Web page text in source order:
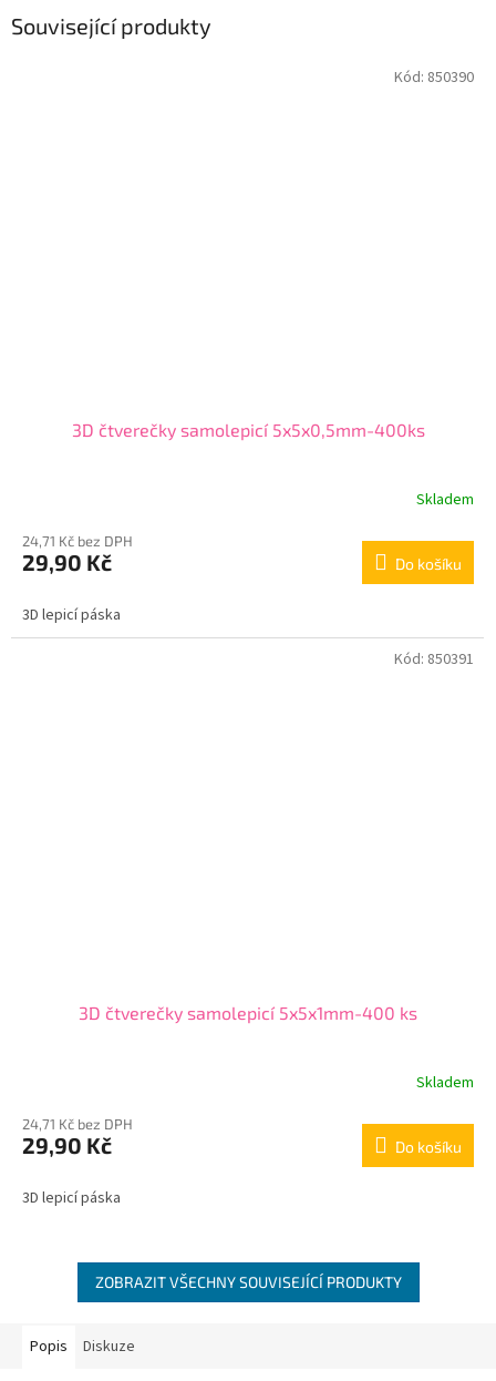
Související produkty
3D čtverečky samolepicí 5x5x0,5mm-400ks
Skladem
24,71 Kč bez DPH
29,90 Kč Do košíku
3D lepicí páska
Kód: 850390
3D čtverečky samolepicí 5x5x1mm-400 ks
Skladem
24,71 Kč bez DPH
29,90 Kč Do košíku
3D lepicí páska
Kód: 850391
ZOBRAZIT VŠECHNY SOUVISEJÍCÍ PRODUKTY
Popis Diskuze